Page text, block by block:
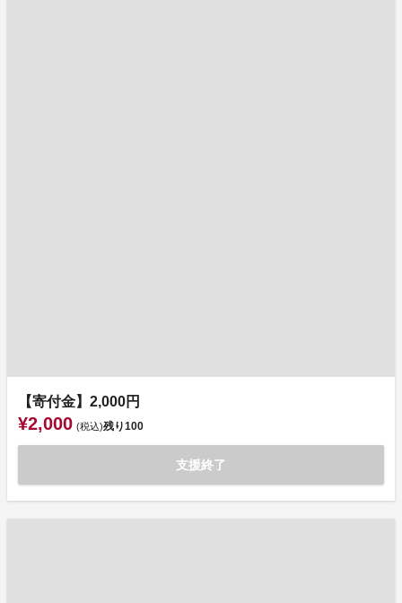
【寄付金】2,000円
¥2,000 (税込)残り100
支援終了